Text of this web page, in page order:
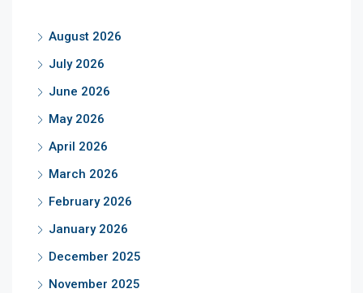
August 2026
July 2026
June 2026
May 2026
April 2026
March 2026
February 2026
January 2026
December 2025
November 2025